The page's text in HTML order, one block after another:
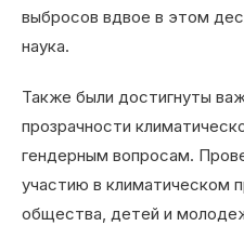
выбросов вдвое в этом
наука.
Также были достигнуты
прозрачности
гендерным вопросам.
участию в климатическом
общества, детей и